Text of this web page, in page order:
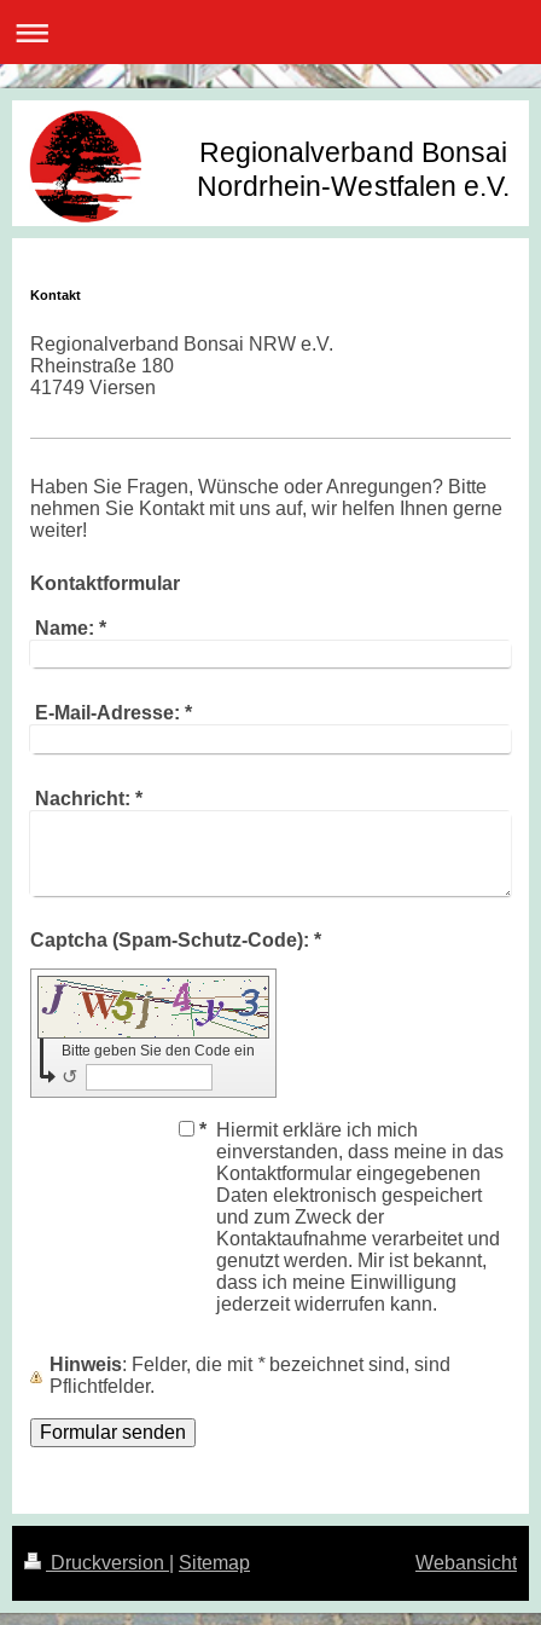
Regionalverband Bonsai
Nordrhein-Westfalen e.V.
Kontakt
Regionalverband Bonsai NRW e.V.
Rheinstraße 180
41749 Viersen
Haben Sie Fragen, Wünsche oder Anregungen? Bitte
nehmen Sie Kontakt mit uns auf, wir helfen Ihnen gerne
weiter!
Kontaktformular
Name: *
E-Mail-Adresse: *
Nachricht: *
Captcha (Spam-Schutz-Code): *
Bitte geben Sie den Code ein
↺
* Hiermit erkläre ich mich
einverstanden, dass meine in das
Kontaktformular eingegebenen
Daten elektronisch gespeichert
und zum Zweck der
Kontaktaufnahme verarbeitet und
genutzt werden. Mir ist bekannt,
dass ich meine Einwilligung
jederzeit widerrufen kann.
Hinweis : Felder, die mit *bezeichnet sind, sind
Pflichtfelder.
Druckversion Sitemap Webansicht